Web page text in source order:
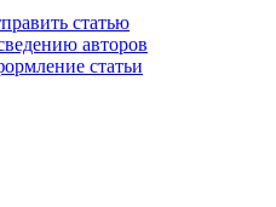
статью
авторов
статьи